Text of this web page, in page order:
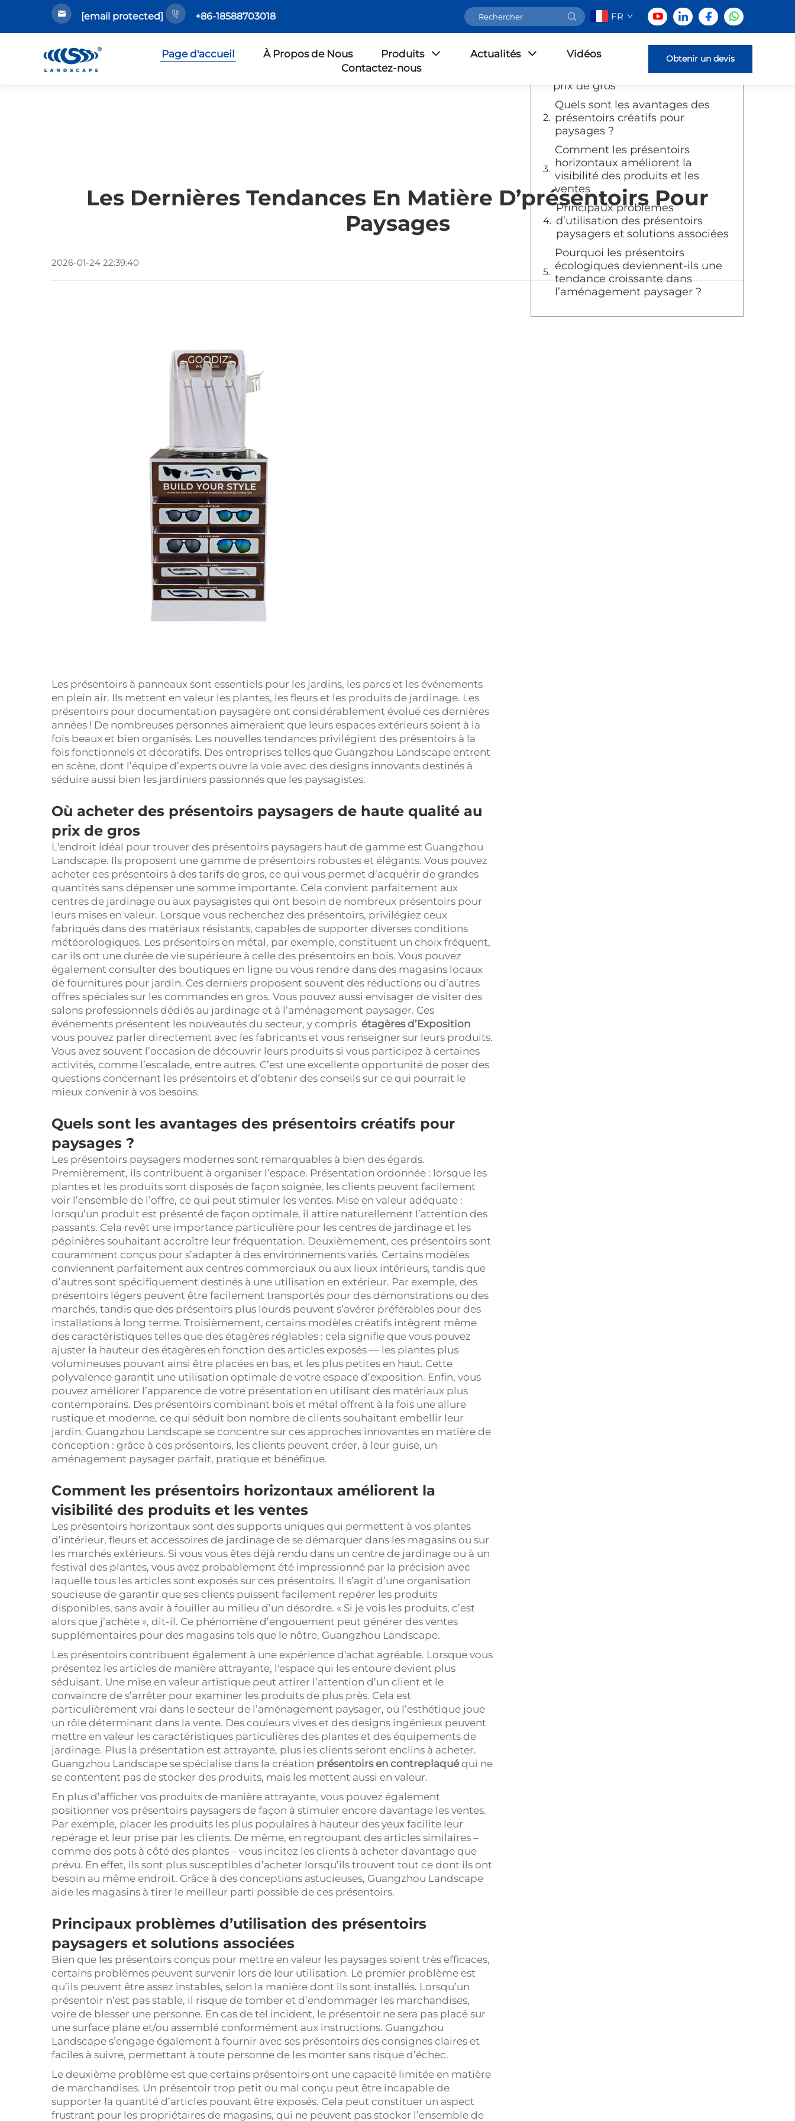
[email protected] +86-18588703018 FR
Page d'accueil À Propos de Nous Produits Actualités
Vidéos
Contactez-nous
Obtenir un devis
Les Dernières Tendances En Matière D’présentoirs Pour
Paysages
2026-01-24 22:39:40
Les présentoirs à panneaux sont essentiels pour les jardins, les parcs et les événements
en plein air. Ils mettent en valeur les plantes, les fleurs et les produits de jardinage. Les
présentoirs pour documentation paysagère ont considérablement évolué ces dernières
années ! De nombreuses personnes aimeraient que leurs espaces extérieurs soient à la
fois beaux et bien organisés. Les nouvelles tendances privilégient des présentoirs à la
fois fonctionnels et décoratifs. Des entreprises telles que Guangzhou Landscape entrent
en scène, dont l’équipe d’experts ouvre la voie avec des designs innovants destinés à
séduire aussi bien les jardiniers passionnés que les paysagistes.
Où acheter des présentoirs paysagers de haute qualité au
prix de gros
L'endroit idéal pour trouver des présentoirs paysagers haut de gamme est Guangzhou
Landscape. Ils proposent une gamme de présentoirs robustes et élégants. Vous pouvez
acheter ces présentoirs à des tarifs de gros, ce qui vous permet d’acquérir de grandes
quantités sans dépenser une somme importante. Cela convient parfaitement aux
centres de jardinage ou aux paysagistes qui ont besoin de nombreux présentoirs pour
leurs mises en valeur. Lorsque vous recherchez des présentoirs, privilégiez ceux
fabriqués dans des matériaux résistants, capables de supporter diverses conditions
météorologiques. Les présentoirs en métal, par exemple, constituent un choix fréquent,
car ils ont une durée de vie supérieure à celle des présentoirs en bois. Vous pouvez
également consulter des boutiques en ligne ou vous rendre dans des magasins locaux
de fournitures pour jardin. Ces derniers proposent souvent des réductions ou d’autres
offres spéciales sur les commandes en gros. Vous pouvez aussi envisager de visiter des
salons professionnels dédiés au jardinage et à l’aménagement paysager. Ces
événements présentent les nouveautés du secteur, y compris étagères d’Exposition
vous pouvez parler directement avec les fabricants et vous renseigner sur leurs produits.
Vous avez souvent l’occasion de découvrir leurs produits si vous participez à certaines
activités, comme l’escalade, entre autres. C’est une excellente opportunité de poser des
questions concernant les présentoirs et d’obtenir des conseils sur ce qui pourrait le
mieux convenir à vos besoins.
Quels sont les avantages des présentoirs créatifs pour
paysages ?
Les présentoirs paysagers modernes sont remarquables à bien des égards.
Premièrement, ils contribuent à organiser l’espace. Présentation ordonnée : lorsque les
plantes et les produits sont disposés de façon soignée, les clients peuvent facilement
voir l’ensemble de l’offre, ce qui peut stimuler les ventes. Mise en valeur adéquate :
lorsqu’un produit est présenté de façon optimale, il attire naturellement l’attention des
passants. Cela revêt une importance particulière pour les centres de jardinage et les
pépinières souhaitant accroître leur fréquentation. Deuxièmement, ces présentoirs sont
couramment conçus pour s’adapter à des environnements variés. Certains modèles
conviennent parfaitement aux centres commerciaux ou aux lieux intérieurs, tandis que
d’autres sont spécifiquement destinés à une utilisation en extérieur. Par exemple, des
présentoirs légers peuvent être facilement transportés pour des démonstrations ou des
marchés, tandis que des présentoirs plus lourds peuvent s’avérer préférables pour des
installations à long terme. Troisièmement, certains modèles créatifs intègrent même
des caractéristiques telles que des étagères réglables : cela signifie que vous pouvez
ajuster la hauteur des étagères en fonction des articles exposés — les plantes plus
volumineuses pouvant ainsi être placées en bas, et les plus petites en haut. Cette
polyvalence garantit une utilisation optimale de votre espace d’exposition. Enfin, vous
pouvez améliorer l’apparence de votre présentation en utilisant des matériaux plus
contemporains. Des présentoirs combinant bois et métal offrent à la fois une allure
rustique et moderne, ce qui séduit bon nombre de clients souhaitant embellir leur
jardin. Guangzhou Landscape se concentre sur ces approches innovantes en matière de
conception : grâce à ces présentoirs, les clients peuvent créer, à leur guise, un
aménagement paysager parfait, pratique et bénéfique.
Comment les présentoirs horizontaux améliorent la
visibilité des produits et les ventes
Les présentoirs horizontaux sont des supports uniques qui permettent à vos plantes
d’intérieur, fleurs et accessoires de jardinage de se démarquer dans les magasins ou sur
les marchés extérieurs. Si vous vous êtes déjà rendu dans un centre de jardinage ou à un
festival des plantes, vous avez probablement été impressionné par la précision avec
laquelle tous les articles sont exposés sur ces présentoirs. Il s’agit d’une organisation
soucieuse de garantir que ses clients puissent facilement repérer les produits
disponibles, sans avoir à fouiller au milieu d’un désordre. « Si je vois les produits, c’est
alors que j’achète », dit-il. Ce phénomène d’engouement peut générer des ventes
supplémentaires pour des magasins tels que le nôtre, Guangzhou Landscape.
Les présentoirs contribuent également à une expérience d'achat agréable. Lorsque vous
présentez les articles de manière attrayante, l'espace qui les entoure devient plus
séduisant. Une mise en valeur artistique peut attirer l’attention d’un client et le
convaincre de s’arrêter pour examiner les produits de plus près. Cela est
particulièrement vrai dans le secteur de l’aménagement paysager, où l’esthétique joue
un rôle déterminant dans la vente. Des couleurs vives et des designs ingénieux peuvent
mettre en valeur les caractéristiques particulières des plantes et des équipements de
jardinage. Plus la présentation est attrayante, plus les clients seront enclins à acheter.
Guangzhou Landscape se spécialise dans la création présentoirs en contreplaqué qui ne
se contentent pas de stocker des produits, mais les mettent aussi en valeur.
En plus d’afficher vos produits de manière attrayante, vous pouvez également
positionner vos présentoirs paysagers de façon à stimuler encore davantage les ventes.
Par exemple, placer les produits les plus populaires à hauteur des yeux facilite leur
repérage et leur prise par les clients. De même, en regroupant des articles similaires –
comme des pots à côté des plantes – vous incitez les clients à acheter davantage que
prévu. En effet, ils sont plus susceptibles d’acheter lorsqu’ils trouvent tout ce dont ils ont
besoin au même endroit. Grâce à des conceptions astucieuses, Guangzhou Landscape
aide les magasins à tirer le meilleur parti possible de ces présentoirs.
Principaux problèmes d’utilisation des présentoirs
paysagers et solutions associées
Bien que les présentoirs conçus pour mettre en valeur les paysages soient très efficaces,
certains problèmes peuvent survenir lors de leur utilisation. Le premier problème est
qu’ils peuvent être assez instables, selon la manière dont ils sont installés. Lorsqu’un
présentoir n’est pas stable, il risque de tomber et d’endommager les marchandises,
voire de blesser une personne. En cas de tel incident, le présentoir ne sera pas placé sur
une surface plane et/ou assemblé conformément aux instructions. Guangzhou
Landscape s’engage également à fournir avec ses présentoirs des consignes claires et
faciles à suivre, permettant à toute personne de les monter sans risque d’échec.
Le deuxième problème est que certains présentoirs ont une capacité limitée en matière
de marchandises. Un présentoir trop petit ou mal conçu peut être incapable de
supporter la quantité d’articles pouvant être exposés. Cela peut constituer un aspect
frustrant pour les propriétaires de magasins, qui ne peuvent pas stocker l’ensemble de
Table des Matières
Où acheter des présentoirs
paysagers de haute qualité au
prix de gros
Quels sont les avantages des
présentoirs créatifs pour
paysages ?
Comment les présentoirs
horizontaux améliorent la
visibilité des produits et les
ventes
Principaux problèmes
d’utilisation des présentoirs
paysagers et solutions associées
Pourquoi les présentoirs
écologiques deviennent-ils une
tendance croissante dans
l’aménagement paysager ?